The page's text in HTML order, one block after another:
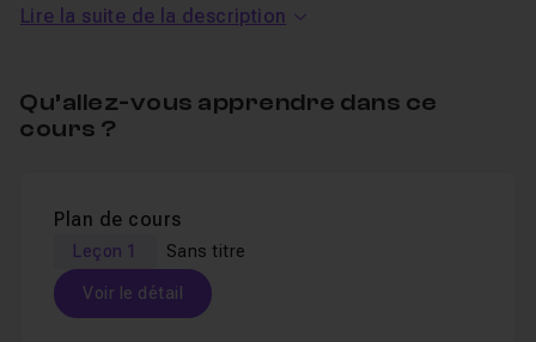
This service is not activated.
Lire la suite de la description
Qu’allez-vous apprendre dans ce
cours ?
Plan de cours
Leçon 1 Sans titre
Voir le détail